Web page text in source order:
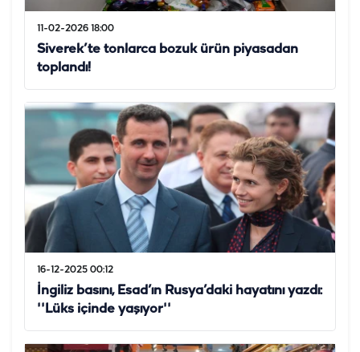
11-02-2026 18:00
Siverek’te tonlarca bozuk ürün piyasadan
toplandı!
16-12-2025 00:12
İngiliz basını, Esad’ın Rusya’daki hayatını yazdı:
''Lüks içinde yaşıyor''